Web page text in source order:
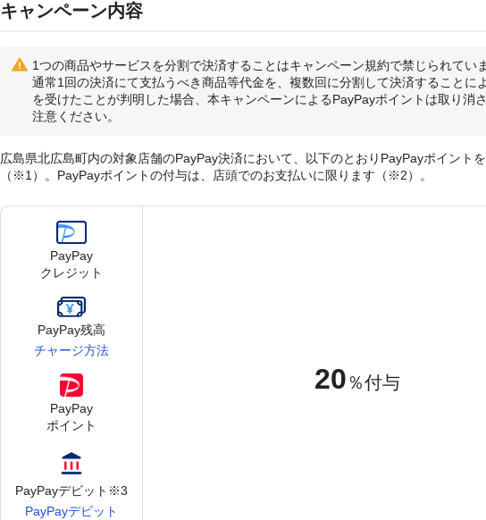
キャンペーン内容
1つの商品やサービスを分割で決済することはキャンペーン規約で禁じられていま
通常1回の決済にて支払うべき商品等代金を、複数回に分割して決済することに
を受けたことが判明した場合、本キャンペーンによるPayPayポイントは取り消
注意ください。
広島県北広島町内の対象店舗のPayPay決済において、以下のとおりPayPayポイント
（※1）。PayPayポイントの付与は、店頭でのお支払いに限ります（※2）。
PayPay
クレジット
PayPay残高
チャージ方法
PayPay
ポイント
PayPayデビット※3
PayPayデビット
20 ％付与